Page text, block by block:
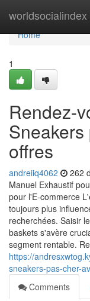
worldsocialindex
Home
Home
1
Rendez-
offres
andreiiq4062 262
Manuel Exhaustif
pour l'E-commerce
toujours plus
recherchées. Saisir
baskets s'avère
segment rentable.
https://
sneakers-pas-cher-
Comments